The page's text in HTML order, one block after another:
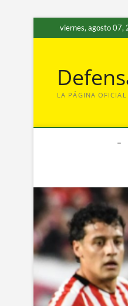
al
viernes, agosto 07,
LA PÁGINA OFICIAL
–